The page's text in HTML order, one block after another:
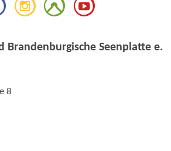
Brandenburgische Seenplatte e.
8